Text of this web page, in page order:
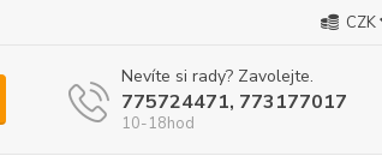
CZK
Nevíte si rady? Zavolejte.
775724471, 773177017
10-18hod